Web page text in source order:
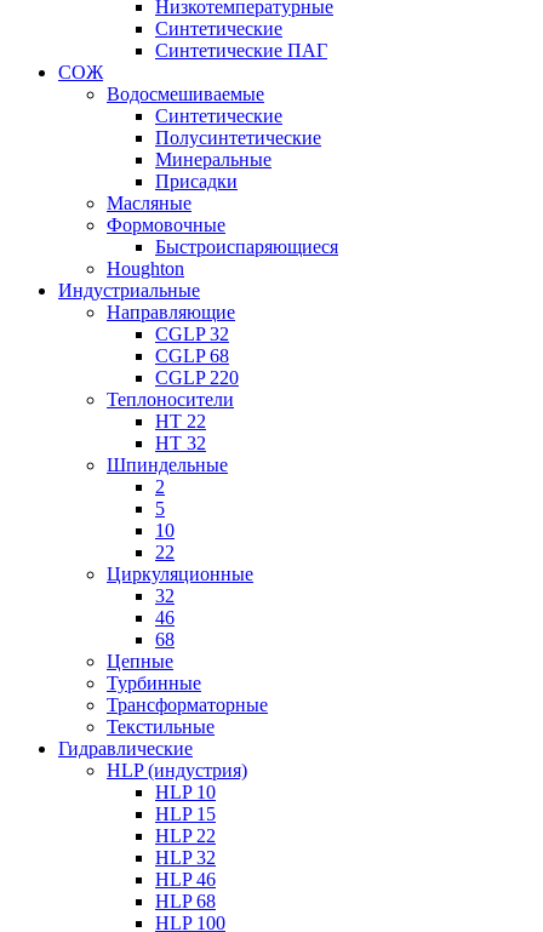
Низкотемпературные
Синтетические
Синтетические ПАГ
СОЖ
Водосмешиваемые
Синтетические
Полусинтетические
Минеральные
Присадки
Масляные
Формовочные
Быстроиспаряющиеся
Houghton
Индустриальные
Направляющие
CGLP 32
CGLP 68
CGLP 220
Теплоносители
HT 22
HT 32
Шпиндельные
2
5
10
22
Циркуляционные
32
46
68
Цепные
Турбинные
Трансформаторные
Текстильные
Гидравлические
HLP (индустрия)
HLP 10
HLP 15
HLP 22
HLP 32
HLP 46
HLP 68
HLP 100